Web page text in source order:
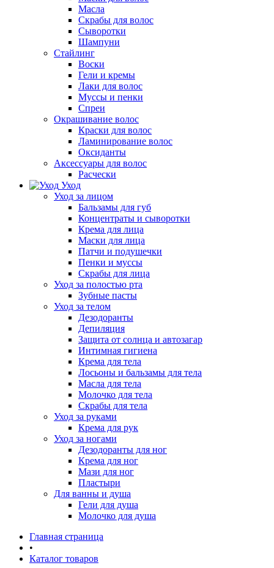
Масла
Скрабы для волос
Сыворотки
Шампуни
Стайлинг
Воски
Гели и кремы
Лаки для волос
Муссы и пенки
Спреи
Окрашивание волос
Краски для волос
Ламинирование волос
Оксиданты
Аксессуары для волос
Расчески
Уход
Уход за лицом
Бальзамы для губ
Концентраты и сыворотки
Крема для лица
Маски для лица
Патчи и подушечки
Пенки и муссы
Скрабы для лица
Уход за полостью рта
Зубные пасты
Уход за телом
Дезодоранты
Депиляция
Защита от солнца и автозагар
Интимная гигиена
Крема для тела
Лосьоны и бальзамы для тела
Масла для тела
Молочко для тела
Скрабы для тела
Уход за руками
Крема для рук
Уход за ногами
Дезодоранты для ног
Крема для ног
Мази для ног
Пластыри
Для ванны и душа
Гели для душа
Молочко для душа
Главная страница
•
Каталог товаров